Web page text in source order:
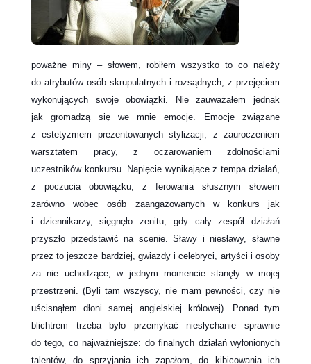
poważne miny – słowem, robiłem wszystko to co należy
do atrybutów osób skrupulatnych i rozsądnych, z przejęciem
wykonujących swoje obowiązki. Nie zauważałem jednak
jak gromadzą się we mnie emocje. Emocje związane
z estetyzmem prezentowanych stylizacji, z zauroczeniem
warsztatem pracy, z oczarowaniem zdolnościami
uczestników konkursu. Napięcie wynikające z tempa działań,
z poczucia obowiązku, z ferowania słusznym słowem
zarówno wobec osób zaangażowanych w konkurs jak
i dziennikarzy, sięgnęło zenitu, gdy cały zespół działań
przyszło przedstawić na scenie. Sławy i niesławy, sławne
przez to jeszcze bardziej, gwiazdy i celebryci, artyści i osoby
za nie uchodzące, w jednym momencie stanęły w mojej
przestrzeni. (Byli tam wszyscy, nie mam pewności, czy nie
uścisnąłem dłoni samej angielskiej królowej). Ponad tym
blichtrem trzeba było przemykać niesłychanie sprawnie
do tego, co najważniejsze: do finalnych działań wyłonionych
talentów, do sprzyjania ich zapałom, do kibicowania ich